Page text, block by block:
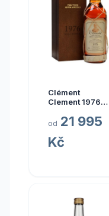
Clément
Clement 1976
od 21 995
Kč